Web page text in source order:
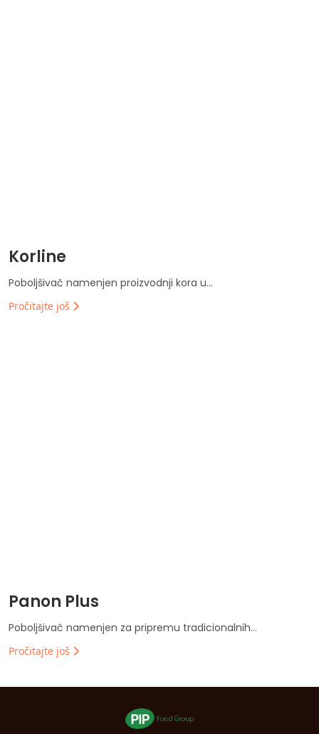
Korline
Poboljšivač namenjen proizvodnji kora u...
Pročitajte još
Panon Plus
Poboljšivač namenjen za pripremu tradicionalnih...
Pročitajte još